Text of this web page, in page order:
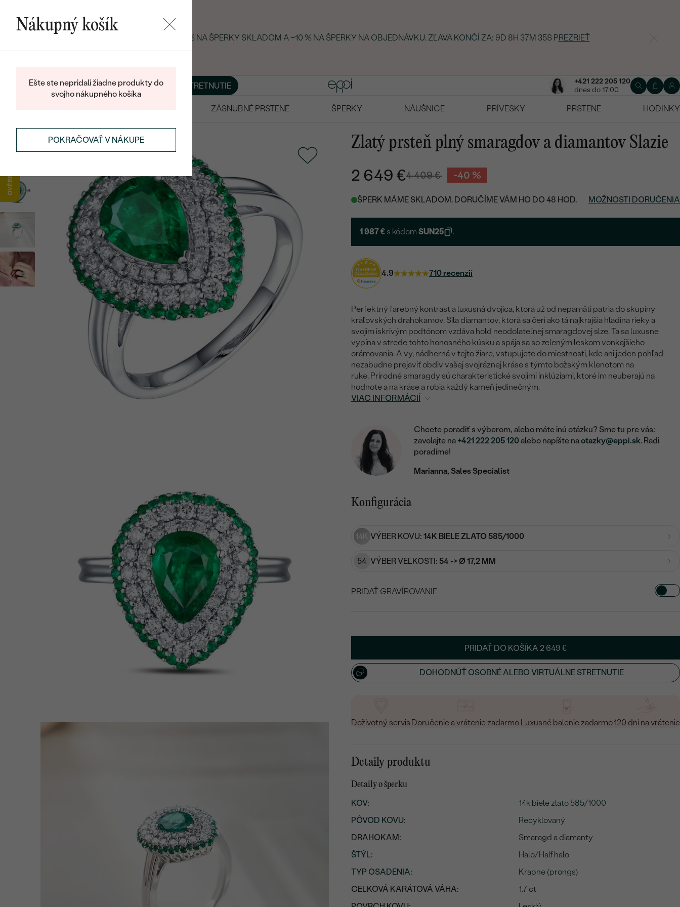
LETNÝ BLACK FRIDAY: −25 % NA ŠPERKY SKLADOM A −10 % NA ŠPERKY NA OBJEDNÁVKU. ZĽAVA KONČÍ ZA: 9D 8H 37M 34SPREZRIEŤ
BLOGŠPERKY NA MIERU DOHODNÚŤ STRETNUTIE
+421 222 205 120
dnes do 17:00
ZÁSNUBNÉ PRSTENE ŠPERKY NÁUŠNICE PRÍVESKY PRSTENE
HODINKY
PRSTENESTATEMENT PRSTENE
Zlatý prsteň plný smaragdov a diamantov Slazie
2 649 €4 409 € -40 %
ŠPERK MÁME SKLADOM. DORUČÍME VÁM HO DO 48 HOD. MOŽNOSTI DORUČENIA
1 987 € s kódomSUN25 .
4.9 710 recenzií
Perfektný farebný kontrast a luxusná dvojica, ktorá už od nepamäti patria do skupiny
kráľovských drahokamov. Sila diamantov, ktorá sa čerí ako tá najkrajšia hladina rieky a
svojím iskrivým podtónom vzdáva hold neodolateľnej smaragdovej slze. Ta sa luxusne
vypína v strede tohto honosného kúsku a spája sa so zeleným leskom vonkajšieho
orámovania. A vy, nádherná v tejto žiare, vstupujete do miestnosti, kde ani jeden pohľad
nezabudne prejaviť obdiv vašej svojráznej kráse s týmto božským klenotom na
ruke. Prírodné smaragdy sú charakteristické svojimi inklúziami, ktoré im neuberajú na
hodnote a na kráse a robia každý kameň jedinečným.
VIAC INFORMÁCIÍ
Chcete poradiť s výberom, alebo máte inú otázku? Sme tu pre vás:
zavolajte na +421 222 205 120alebo napíšte naotazky@eppi.sk. Radi
poradíme!
Marianna, Sales Specialist
Konfigurácia
14K VÝBER KOVU: 14K BIELE ZLATO 585/1000
54 VÝBER VEĽKOSTI: 54 -> Ø 17,2 MM
PRIDAŤ GRAVÍROVANIE
Napíšte iniciály/text
PRIDAŤ DO KOŠÍKA 2 649 €
DOHODNÚŤ OSOBNÉ ALEBO VIRTUÁLNE STRETNUTIE
Doživotný servis Doručenie a vrátenie zadarmo Luxusné balenie zadarmo120 dní na vrátenie
Detaily produktu
Detaily o šperku
KOV:
14k biele zlato 585/1000
PÔVOD KOVU:
Recyklovaný
DRAHOKAM:
Smaragd a diamanty
ŠTÝL:
Halo/Half halo
TYP OSADENIA:
Krapne (prongs)
CELKOVÁ KARÁTOVÁ VÁHA:
1.7 ct
Nákupný košík
Ešte ste nepridali žiadne produkty do
svojho nákupného košíka
POKRAČOVAŤ V NÁKUPE